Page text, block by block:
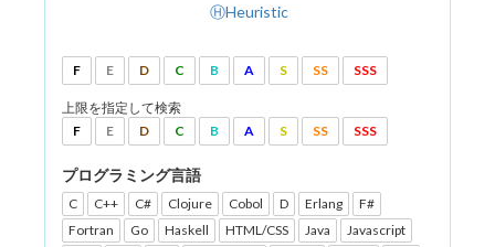
ⒽHeuristic
F E D C B A S SS SSS
上限を指定して検索
F
E D C B A S SS SSS
プログラミング言語
C C++ C# Clojure Cobol D Erlang
F#
Fortran
Go Haskell HTML/CSS Java
Javascript